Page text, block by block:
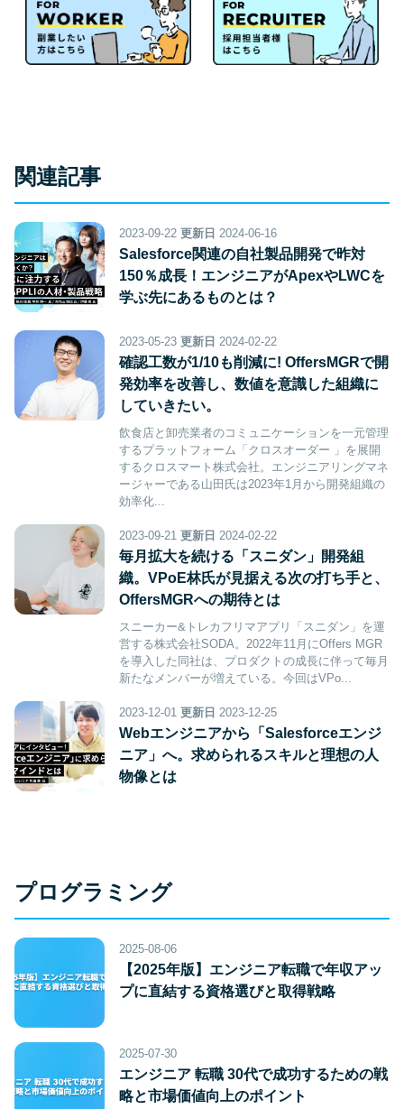
関連記事
2023-09-22 更新日 2024-06-16
Salesforce関連の自社製品開発で昨対
150％成長！エンジニアがApexやLWCを
学ぶ先にあるものとは？
2023-05-23 更新日 2024-02-22
確認工数が1/10も削減に! OffersMGRで開
発効率を改善し、数値を意識した組織に
していきたい。
飲食店と卸売業者のコミュニケーションを一元管理
するプラットフォーム「クロスオーダー 」を展開
するクロスマート株式会社。エンジニアリングマネ
ージャーである山田氏は2023年1月から開発組織の
効率化...
2023-09-21 更新日 2024-02-22
毎月拡大を続ける「スニダン」開発組
織。VPoE林氏が見据える次の打ち手と、
OffersMGRへの期待とは
スニーカー&トレカフリマアプリ「スニダン」を運
営する株式会社SODA。2022年11月にOffers MGR
を導入した同社は、プロダクトの成長に伴って毎月
新たなメンバーが増えている。今回はVPo...
2023-12-01 更新日 2023-12-25
Webエンジニアから「Salesforceエンジ
ニア」へ。求められるスキルと理想の人
物像とは
プログラミング
2025-08-06
【2025年版】エンジニア転職で年収アッ
プに直結する資格選びと取得戦略
2025-07-30
エンジニア 転職 30代で成功するための戦
略と市場価値向上のポイント